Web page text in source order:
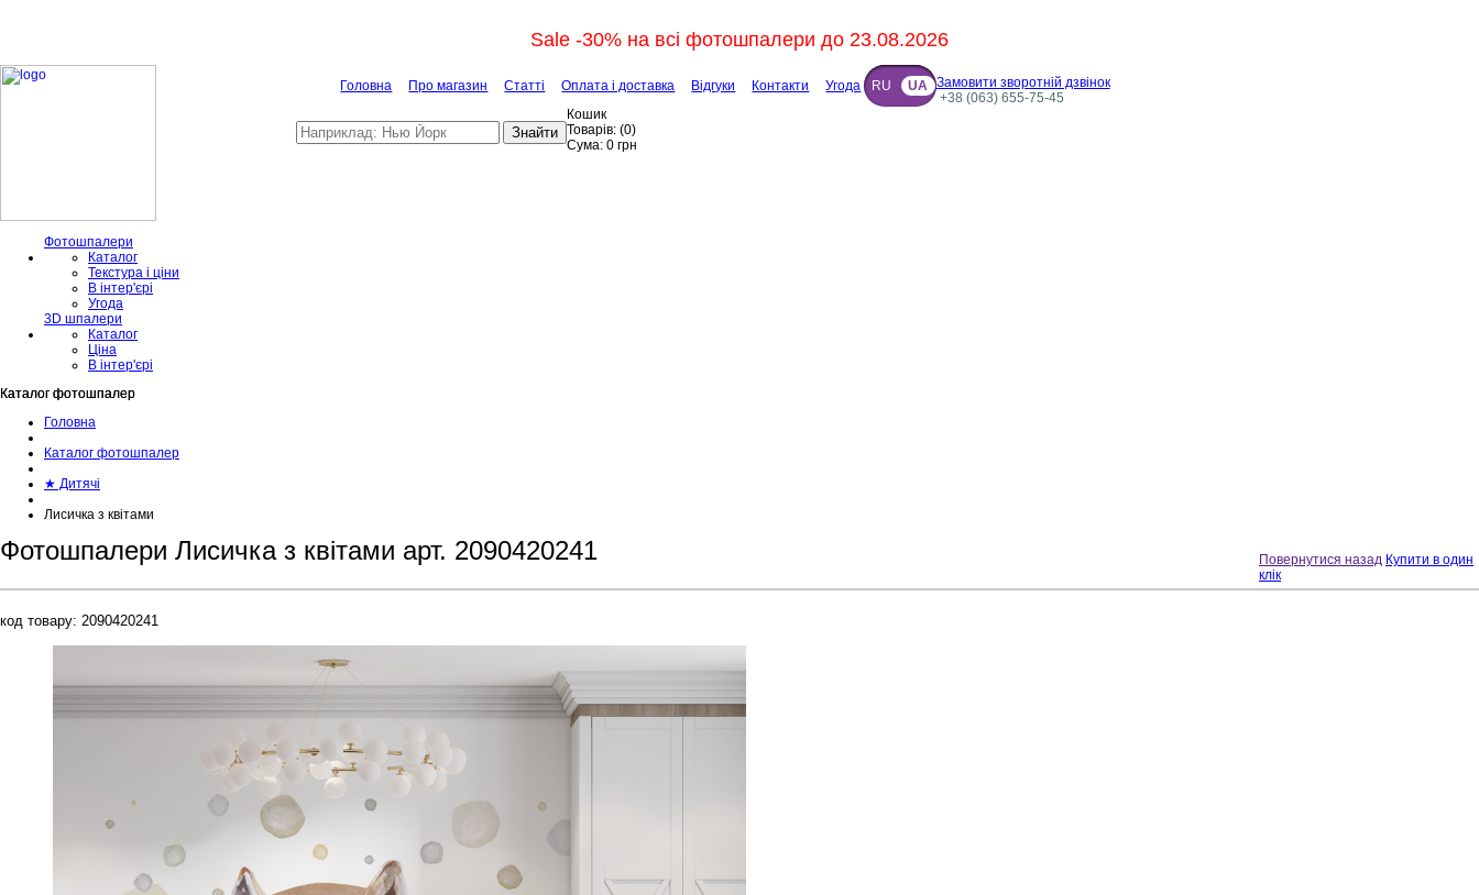
Sale -30% на всі фотошпалери до 23.08.2026
Головна Про магазин Статті Оплата і доставка Відгуки Контакти Угода RU UA Замовити зворотній дзвінок
+38 (063) 655-75-45
Знайти
Кошик
Товарів: (0)
Сума: 0 грн
Фотошпалери
Каталог
Текстура і ціни
В інтер'єрі
Угода
3D шпалери
Каталог
Ціна
В інтер'єрі
Каталог фотошпалер
Каталог фотошпалер
Головна
Каталог фотошпалер
★ Дитячі
Лисичка з квітами
Повернутися назад Купити в один
клік
Фотошпалери Лисичка з квітами арт. 2090420241
код товару: 2090420241